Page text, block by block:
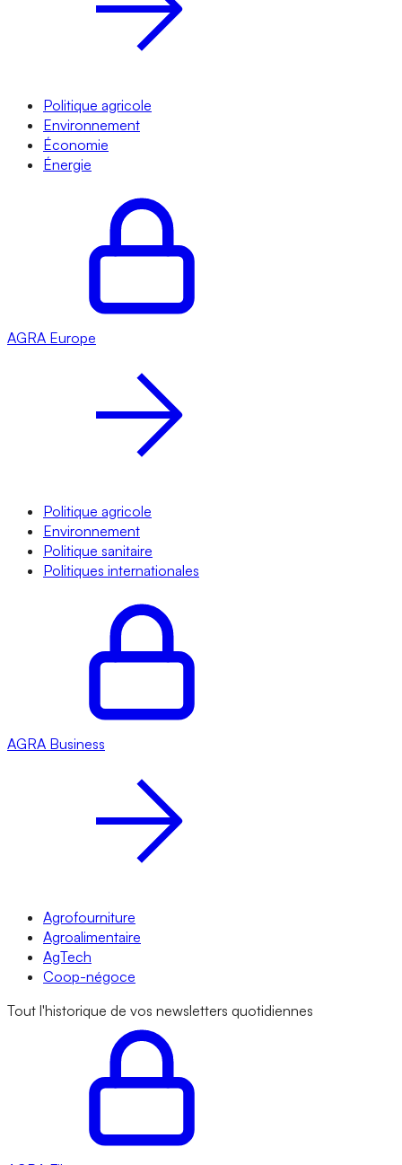
Politique agricole
Environnement
Économie
Énergie
AGRA Europe
Politique agricole
Environnement
Politique sanitaire
Politiques internationales
AGRA Business
Agrofourniture
Agroalimentaire
AgTech
Coop-négoce
Tout l'historique de vos newsletters quotidiennes